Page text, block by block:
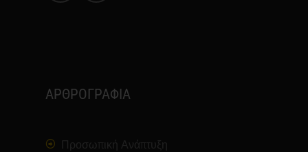
ΑΡΘΡΟΓΡΑΦΙΑ
Προσωπική Ανάπτυξη